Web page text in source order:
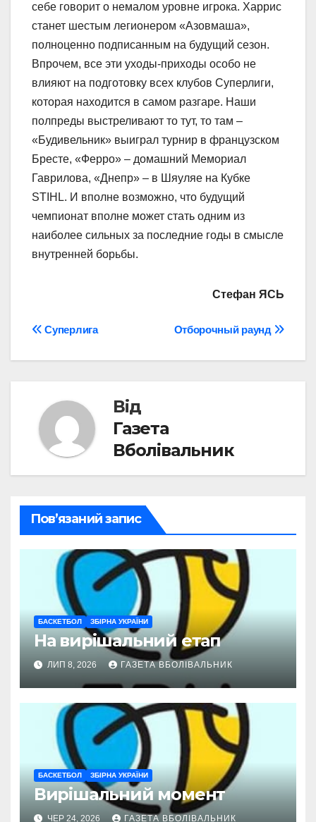
себе говорит о немалом уровне игрока. Харрис
станет шестым легионером «Азовмаша»,
полноценно подписанным на будущий сезон.
Впрочем, все эти уходы-приходы особо не
влияют на подготовку всех клубов Суперлиги,
которая находится в самом разгаре. Наши
полпреды выстреливают то тут, то там –
«Будивельник» выиграл турнир в французском
Бресте, «Ферро» – домашний Мемориал
Гаврилова, «Днепр» – в Шяуляе на Кубке
STIHL. И вполне возможно, что будущий
чемпионат вполне может стать одним из
наиболее сильных за последние годы в смысле
внутренней борьбы.
Стефан ЯСЬ
Навігація
записів
Отборочный раунд
Суперлига
Від
Газета
Вболівальник
Пов’язаний запис
БАСКЕТБОЛ ЗБІРНА УКРАЇНИ
На вирішальний етап
ЛИП 8, 2026 ГАЗЕТА ВБОЛІВАЛЬНИК
БАСКЕТБОЛ ЗБІРНА УКРАЇНИ
Вирішальний момент
ЧЕР 24, 2026 ГАЗЕТА ВБОЛІВАЛЬНИК